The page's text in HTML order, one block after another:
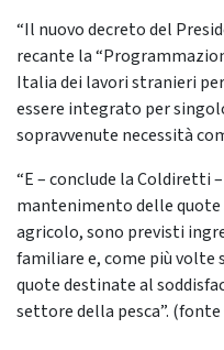
“Il nuovo decreto del
recante la
Italia dei lavori stranieri
essere integrato per
sopravvenute necessità
“E – conclude la Coldiretti
mantenimento delle
agricolo, sono previsti
familiare e, come più
quote destinate al
settore della pesca”.